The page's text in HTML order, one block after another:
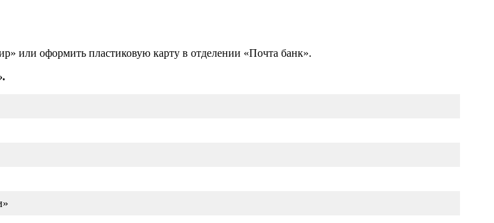
оформить пластиковую карту в отделении «Почта банк».